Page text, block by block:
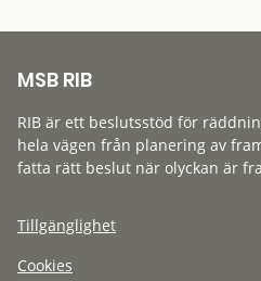
MSB RIB
RIB är ett beslutsstöd för
hela vägen från planering av
fatta rätt beslut när olyckan är
Tillgänglighet
Cookies